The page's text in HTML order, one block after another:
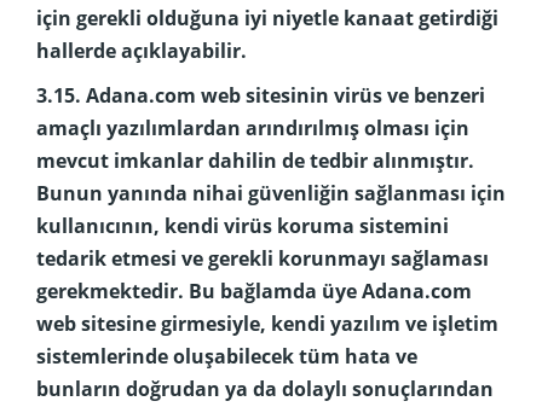
için gerekli olduğuna iyi niyetle kanaat getirdiği
hallerde açıklayabilir.
3.15. Adana.com web sitesinin virüs ve benzeri
amaçlı yazılımlardan arındırılmış olması için
mevcut imkanlar dahilin de tedbir alınmıştır.
Bunun yanında nihai güvenliğin sağlanması için
kullanıcının, kendi virüs koruma sistemini
tedarik etmesi ve gerekli korunmayı sağlaması
gerekmektedir. Bu bağlamda üye Adana.com
web sitesine girmesiyle, kendi yazılım ve işletim
sistemlerinde oluşabilecek tüm hata ve
bunların doğrudan ya da dolaylı sonuçlarından